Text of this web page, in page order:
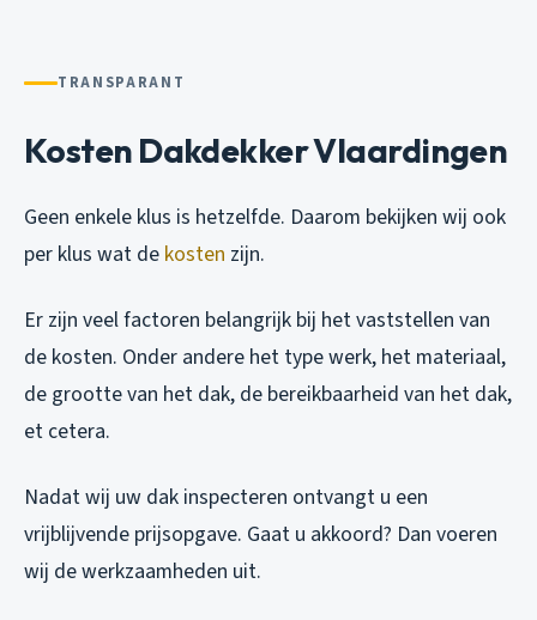
TRANSPARANT
Kosten Dakdekker Vlaardingen
Geen enkele klus is hetzelfde. Daarom bekijken wij ook
per klus wat de kosten zijn.
Er zijn veel factoren belangrijk bij het vaststellen van
de kosten. Onder andere het type werk, het materiaal,
de grootte van het dak, de bereikbaarheid van het dak,
et cetera.
Nadat wij uw dak inspecteren ontvangt u een
vrijblijvende prijsopgave. Gaat u akkoord? Dan voeren
wij de werkzaamheden uit.